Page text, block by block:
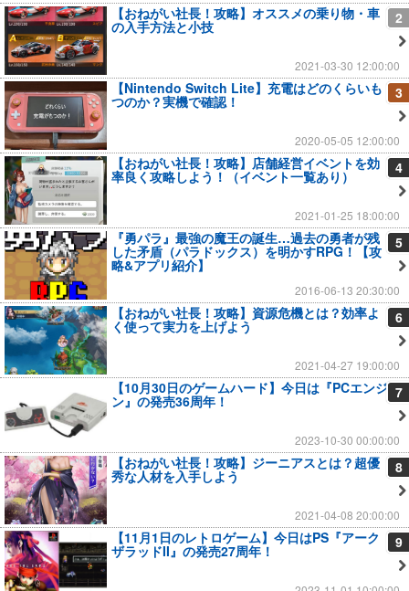
2
【おねがい社長！攻略】オススメの乗り物・車
の入手方法と小技
2021-03-30 12:00:00
3
【Nintendo Switch Lite】充電はどのくらいも
つのか？実機で確認！
2020-05-05 12:00:00
4
【おねがい社長！攻略】店舗経営イベントを効
率良く攻略しよう！（イベント一覧あり）
2021-01-25 18:00:00
5
『勇パラ』最強の魔王の誕生…過去の勇者が残
した矛盾（パラドックス）を明かすRPG！【攻
略&アプリ紹介】
2016-06-13 20:30:00
6
【おねがい社長！攻略】資源危機とは？効率よ
く使って実力を上げよう
2021-04-27 19:00:00
7
【10月30日のゲームハード】今日は『PCエンジ
ン』の発売36周年！
2023-10-30 00:00:00
8
【おねがい社長！攻略】ジーニアスとは？超優
秀な人材を入手しよう
2021-04-08 20:00:00
9
【11月1日のレトロゲーム】今日はPS『アーク
ザラッドII』の発売27周年！